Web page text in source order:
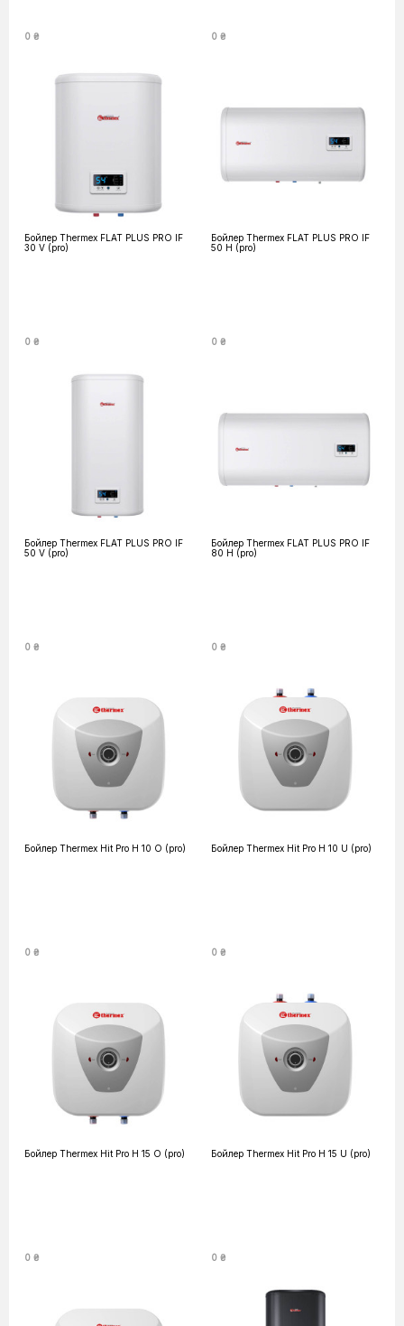
0 ₴ 0 ₴
Бойлер Thermex FLAT PLUS PRO IF
30 V (pro)
0 ₴
Бойлер Thermex FLAT PLUS PRO IF
50 H (pro)
0 ₴
Бойлер Thermex FLAT PLUS PRO IF
50 V (pro)
0 ₴
Бойлер Thermex FLAT PLUS PRO IF
80 H (pro)
0 ₴
Бойлер Thermex Hit Pro H 10 O (pro)
0 ₴
Бойлер Thermex Hit Pro H 10 U (pro)
0 ₴
Бойлер Thermex Hit Pro H 15 O (pro)
0 ₴
Бойлер Thermex Hit Pro H 15 U (pro)
0 ₴